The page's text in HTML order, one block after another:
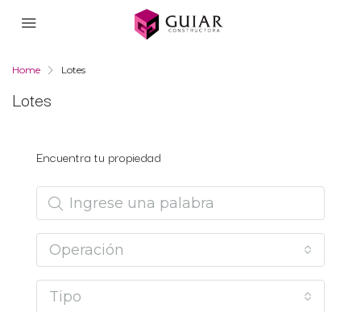
Home Lotes
Lotes
Encuentra tu propiedad
Operación
Tipo